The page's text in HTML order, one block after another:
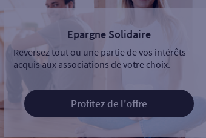
Epargne Solidaire
Reversez tout ou une partie de vos intérêts
acquis aux associations de votre choix.
Profitez de l'offre